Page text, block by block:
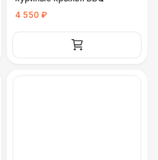
4 550 ₽